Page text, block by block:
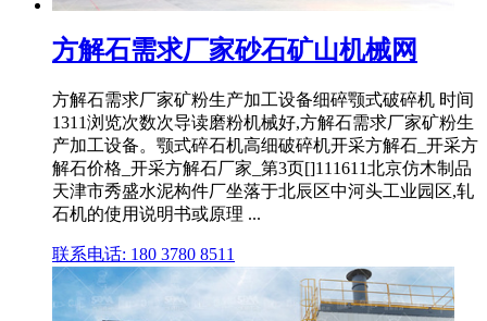
方解石需求厂家砂石矿山机械网
方解石需求厂家矿粉生产加工设备细碎颚式破碎机 时间
1311浏览次数次导读磨粉机械好,方解石需求厂家矿粉生
产加工设备。颚式碎石机高细破碎机开采方解石_开采方
解石价格_开采方解石厂家_第3页[]111611北京仿木制品
天津市秀盛水泥构件厂坐落于北辰区中河头工业园区,轧
石机的使用说明书或原理 ...
联系电话: 180 3780 8511